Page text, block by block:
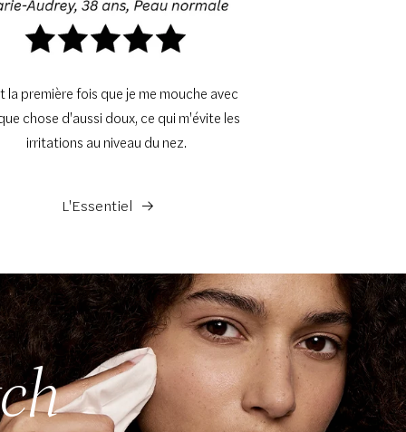
la première fois que je me mouche avec
chose d'aussi doux, ce qui m'évite les
irritations au niveau du nez.
L'Essentiel